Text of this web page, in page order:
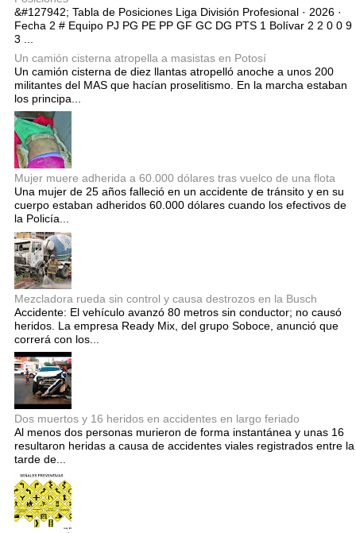
&#127942; Tabla de Posiciones Liga División Profesional · 2026 ·
Fecha 2 # Equipo PJ PG PE PP GF GC DG PTS 1 Bolívar 2 2 0 0 9
3 ...
Un camión cisterna atropella a masistas en Potosí
Un camión cisterna de diez llantas atropelló anoche a unos 200
militantes del MAS que hacían proselitismo. En la marcha estaban
los principa...
Mujer muere adherida a 60.000 dólares tras vuelco de una flota
Una mujer de 25 años falleció en un accidente de tránsito y en su
cuerpo estaban adheridos 60.000 dólares cuando los efectivos de
la Policía...
Mezcladora rueda sin control y causa destrozos en la Busch
Accidente: El vehículo avanzó 80 metros sin conductor; no causó
heridos. La empresa Ready Mix, del grupo Soboce, anunció que
correrá con los...
Dos muertos y 16 heridos en accidentes en largo feriado
Al menos dos personas murieron de forma instantánea y unas 16
resultaron heridas a causa de accidentes viales registrados entre la
tarde de...